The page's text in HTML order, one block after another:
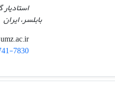
بابلسر، ایران
m.safari
umz.ac.ir
7830